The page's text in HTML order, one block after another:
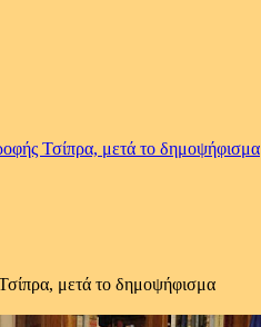
Τσίπρα, μετά το δημοψήφισμα
μετά το δημοψήφισμα